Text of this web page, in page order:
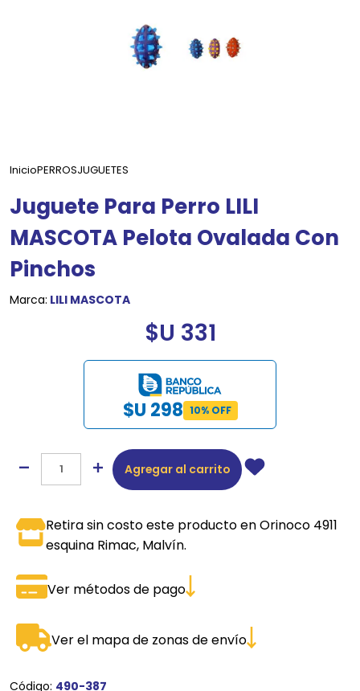
InicioPERROSJUGUETES
Juguete Para Perro LILI
MASCOTA Pelota Ovalada Con
Pinchos
Marca: LILI MASCOTA
$U 331
$U 298 10% OFF
Agregar al carrito
Retira sin costo este producto en Orinoco 4911
esquina Rimac, Malvín.
Ver métodos de pago
Ver el mapa de zonas de envío
Código: 490-387